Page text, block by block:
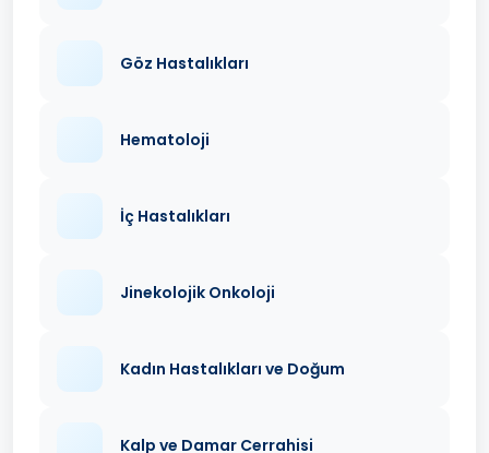
Göz Hastalıkları
Hematoloji
İç Hastalıkları
Jinekolojik Onkoloji
Kadın Hastalıkları ve Doğum
Kalp ve Damar Cerrahisi